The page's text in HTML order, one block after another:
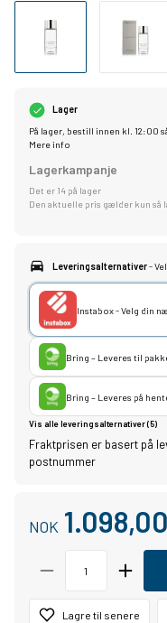
Lager
På lager, bestill innen kl. 12:00
Mere info
Lagerkampanje
Det er 14 på lager
Den aktuelle pris gælder kun så
Leveringsalternativer-
Instabox - Velg din
Bring – Leveres til
Bring – Leveres på
Vis alle leveringsalternativer (5)
Fraktprisen er basert på
postnummer
NOK 1.098,00
Lagre til senere